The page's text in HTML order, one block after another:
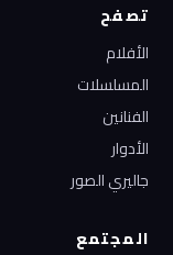
تصفح
الأفلام
المسلسلات
الفنانين
الأدوار
جاليري الصور
المجتمع